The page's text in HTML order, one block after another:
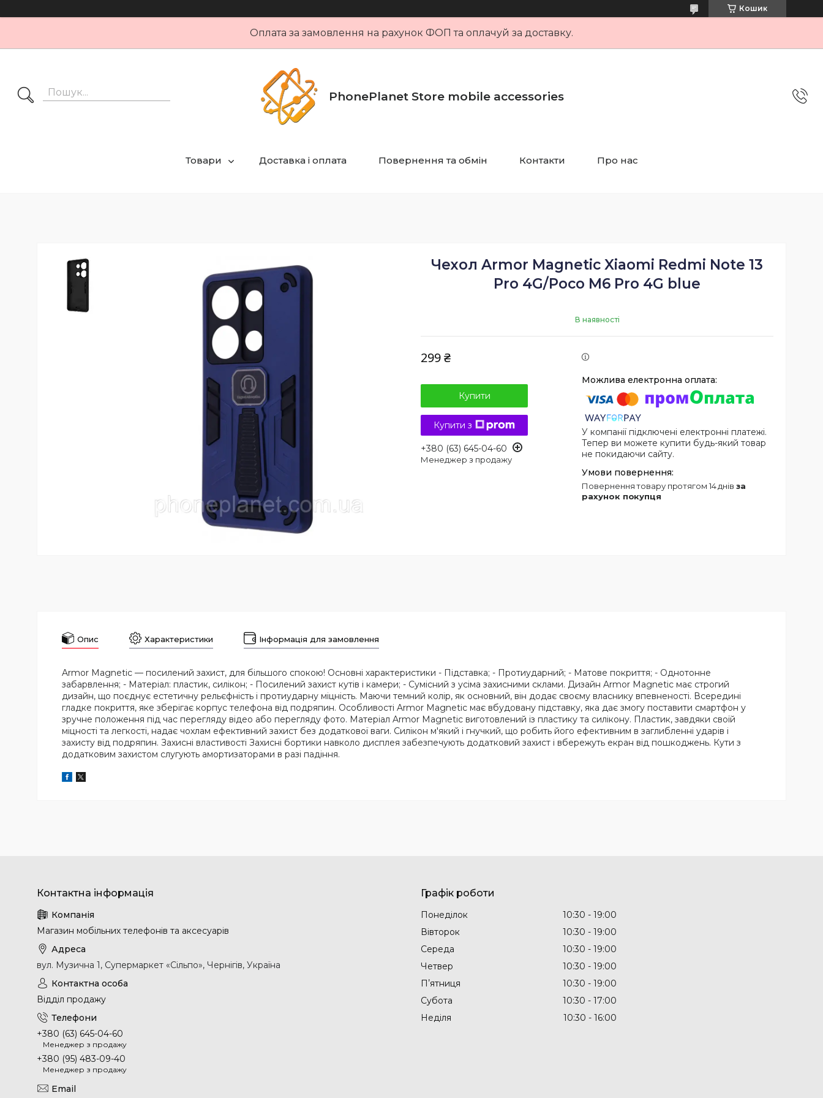
Кошик
Оплата за замовлення на рахунок ФОП та оплачуй за доставку.
PhonePlanet Store mobile accessories
Товари Доставка і оплата Повернення та обмін Контакти Про нас
Чехол Armor Magnetic Xiaomi Redmi Note 13
Pro 4G/Poco M6 Pro 4G blue
В наявності
299 ₴
Купити
Купити з
+380 (63) 645-04-60
Менеджер з продажу
У компанії підключені електронні платежі.
Тепер ви можете купити будь-який товар
не покидаючи сайту.
повернення товару протягом 14 днів за
рахунок покупця
Опис Характеристики Інформація для замовлення
Armor Magnetic — посилений захист, для більшого спокою! Основні характеристики - Підставка; - Протиударний; - Матове покриття; - Однотонне
забарвлення; - Матеріал: пластик, силікон; - Посилений захист кутів і камери; - Сумісний з усіма захисними склами. Дизайн Armor Magnetic має строгий
дизайн, що поєднує естетичну рельєфність і протиударну міцність. Маючи темний колір, як основний, він додає своєму власнику впевненості. Всередині
гладке покриття, яке зберігає корпус телефона від подряпин. Особливості Armor Magnetic має вбудовану підставку, яка дає змогу поставити смартфон у
зручне положення під час перегляду відео або перегляду фото. Матеріал Armor Magnetic виготовлений із пластику та силікону. Пластик, завдяки своїй
міцності та легкості, надає чохлам ефективний захист без додаткової ваги. Силікон м'який і гнучкий, що робить його ефективним в заглибленні ударів і
захисту від подряпин. Захисні властивості Захисні бортики навколо дисплея забезпечують додатковий захист і вбережуть екран від пошкоджень. Кути з
додатковим захистом слугують амортизаторами в разі падіння.
Магазин мобільних телефонів та аксесуарів
вул. Музична 1, Супермаркет «Сільпо», Чернігів, Україна
Відділ продажу
+380 (63) 645-04-60
Менеджер з продажу
+380 (95) 483-09-40
Менеджер з продажу
Графік роботи
Понеділок 10:30
19:00
Вівторок
10:30
19:00
Середа
10:30
19:00
Четвер
10:30
19:00
Пʼятниця
10:30
19:00
Субота
10:30
17:00
Неділя
10:30 16:00